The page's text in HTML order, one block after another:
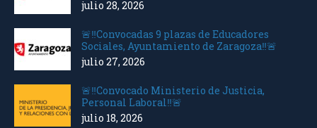
julio 28, 2026
🚨‼️Convocadas 9 plazas de Educadores
Sociales, Ayuntamiento de Zaragoza‼️🚨
julio 27, 2026
🚨‼️Convocado Ministerio de Justicia,
Personal Laboral‼️🚨
julio 18, 2026